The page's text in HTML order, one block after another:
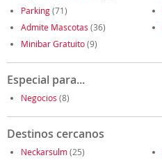
Parking(71)
Admite Mascotas (36)
Minibar Gratuito(9)
Especial para...
Negocios (8)
Destinos cercanos
Neckarsulm(25)